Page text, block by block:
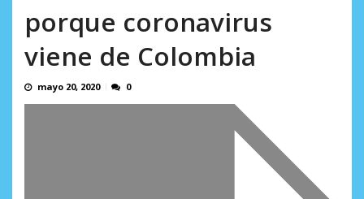
AGOSTO 6, 2026
porque coronavirus
viene de Colombia
mayo 20, 2020 0